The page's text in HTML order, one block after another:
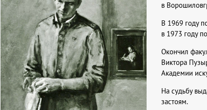
в
В 1969 году
в 1973 году
Окончил
Виктора
Академии
На судьбу
застоям.